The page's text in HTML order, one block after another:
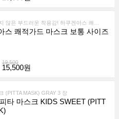
스 쾌적가드 마스크 보통 사이즈
19,500
15,500원
(PITTA MASK) GRAY 3 장
타 마스크 KIDS SWEET (PITT